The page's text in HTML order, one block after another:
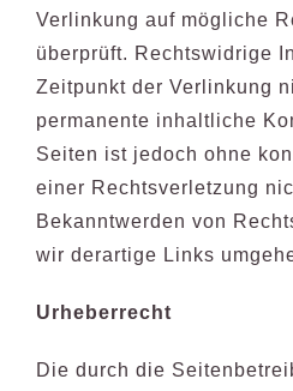
Verlinkung auf mögliche
überprüft. Rechtswidrige
Zeitpunkt der Verlinkung
permanente inhaltliche
Seiten ist jedoch ohne
einer Rechtsverletzung
Bekanntwerden von
wir derartige Links
Urheberrecht
Die durch die